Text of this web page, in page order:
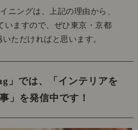
ニングは、上記の理由から、
いますので、ぜひ東京・京都
ただければと思います。
」では、
「インテリアを
」を発信中です！